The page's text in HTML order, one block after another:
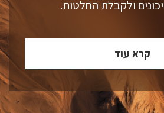
ולקבלת החלטות.
קרא עוד